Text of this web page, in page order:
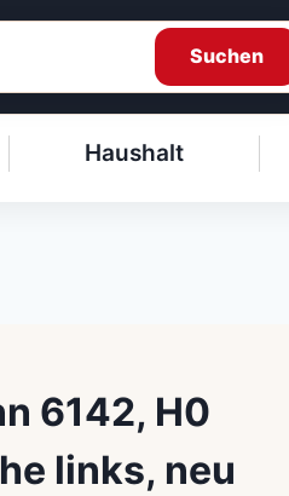
Suchen
Haushalt
6142, H0
links, neu